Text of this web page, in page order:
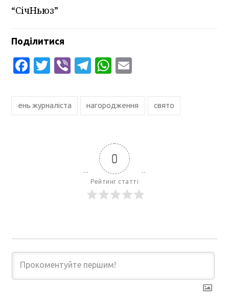
“СічНьюз”
Поділитися
Facebook
Twitter
ViberTelegram
WhatsApp
ень журналіста нагородження свято
0
Рейтинг статті